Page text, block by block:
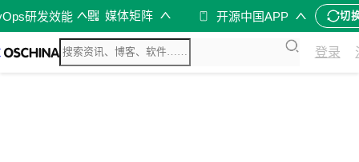
研发效能 媒体矩阵 开源中国APP 切
登录